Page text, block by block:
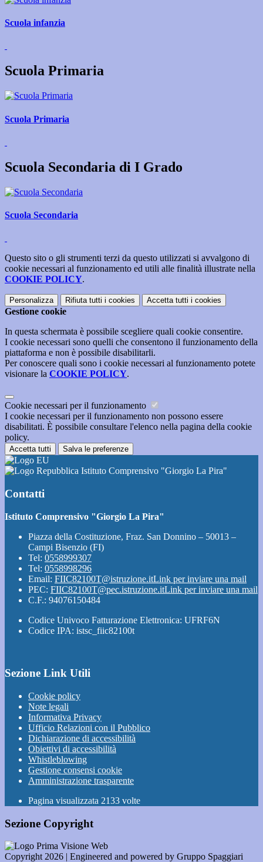
Scuola infanzia
Scuola Primaria
Scuola Primaria
Scuola Secondaria di I Grado
Scuola Secondaria
Questo sito o gli strumenti terzi da questo utilizzati si avvalgono di
cookie necessari al funzionamento ed utili alle finalità illustrate nella
COOKIE POLICY.
Personalizza Rifiuta tutti i cookies Accetta tutti i cookies
Gestione cookie
In questa schermata è possibile scegliere quali cookie consentire.
I cookie necessari sono quelli che consentono il funzionamento della
piattaforma e non è possibile disabilitarli.
Per conoscere quali sono i cookie necessari al funzionamento potete
visionare la COOKIE POLICY.
Cookie necessari per il funzionamento
I cookie necessari per il funzionamento non possono essere
disabilitati. È possibile consultare l'elenco nella pagina della cookie
policy.
Accetta tutti Salva le preferenze
Istituto Comprensivo "Giorgio La Pira"
Contatti
Istituto Comprensivo "Giorgio La Pira"
Piazza della Costituzione, Fraz. San Donnino – 50013 –
Campi Bisenzio (FI)
Tel: 0558999307
Tel: 0558998296
Email: FIIC82100T@istruzione.itLink per inviare una mail
PEC: FIIC82100T@pec.istruzione.itLink per inviare una mail
C.F.: 94076150484
Codice Univoco Fatturazione Elettronica: UFRF6N
Codice IPA: istsc_fiic82100t
Sezione Link Utili
Cookie policy
Note legali
Informativa Privacy
Ufficio Relazioni con il Pubblico
Dichiarazione di accessibilità
Obiettivi di accessibilità
Whistleblowing
Gestione consensi cookie
Amministrazione trasparente
Pagina visualizzata 2133 volte
Sezione Copyright
Copyright 2026 | Engineered and powered by Gruppo Spaggiari